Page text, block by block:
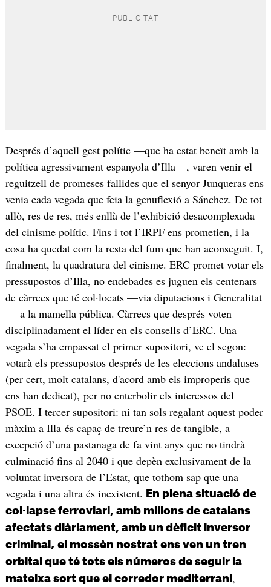
Després d’aquell gest polític —que ha estat beneït amb la
política agressivament espanyola d’Illa—, varen venir el
reguitzell de promeses fallides que el senyor Junqueras ens
venia cada vegada que feia la genuflexió a Sánchez. De tot
allò, res de res, més enllà de l’exhibició desacomplexada
del cinisme polític. Fins i tot l’IRPF ens prometien, i la
cosa ha quedat com la resta del fum que han aconseguit. I,
finalment, la quadratura del cinisme. ERC promet votar els
pressupostos d’Illa, no endebades es juguen els centenars
de càrrecs que té col·locats —via diputacions i Generalitat
— a la mamella pública. Càrrecs que després voten
disciplinadament el líder en els consells d’ERC. Una
vegada s’ha empassat el primer supositori, ve el segon:
votarà els pressupostos després de les eleccions andaluses
(per cert, molt catalans, d'acord amb els improperis que
ens han dedicat), per no enterbolir els interessos del
PSOE. I tercer supositori: ni tan sols regalant aquest poder
màxim a Illa és capaç de treure’n res de tangible, a
excepció d’una pastanaga de fa vint anys que no tindrà
culminació fins al 2040 i que depèn exclusivament de la
voluntat inversora de l’Estat, que tothom sap que una
vegada i una altra és inexistent.
En plena situació de
col·lapse ferroviari, amb milions de catalans
afectats diàriament, amb un dèficit inversor
criminal, el mossèn nostrat ens ven un tren
orbital que té tots els números de seguir la
mateixa sort que el corredor mediterrani,